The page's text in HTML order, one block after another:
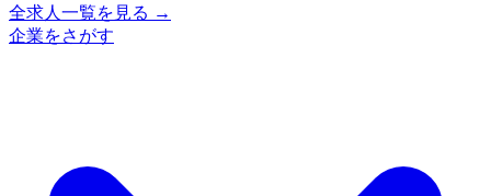
全求人一覧を見る →
企業をさがす